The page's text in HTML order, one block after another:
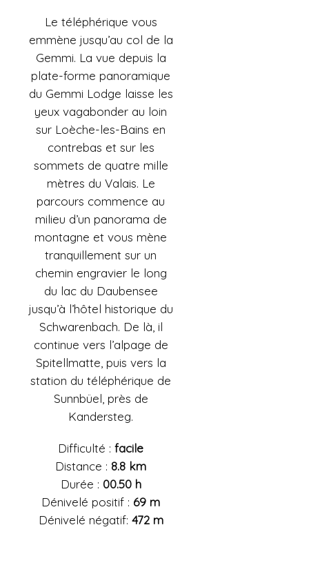
Le téléphérique vous
emmène jusqu’au col de la
Gemmi. La vue depuis la
plate-forme panoramique
du Gemmi Lodge laisse les
yeux vagabonder au loin
sur Loèche-les-Bains en
contrebas et sur les
sommets de quatre mille
mètres du Valais. Le
parcours commence au
milieu d’un panorama de
montagne et vous mène
tranquillement sur un
chemin engravier le long
du lac du Daubensee
jusqu’à l’hôtel historique du
Schwarenbach. De là, il
continue vers l’alpage de
Spitellmatte, puis vers la
station du téléphérique de
Sunnbüel, près de
Kandersteg.
Difficulté :facile
Distance : 8.8 km
Durée : 00.50 h
Dénivelé positif : 69 m
Dénivelé négatif: 472 m